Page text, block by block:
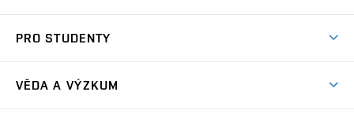
Jak se dostat na FCH
PRO STUDENTY
VĚDA A VÝZKUM